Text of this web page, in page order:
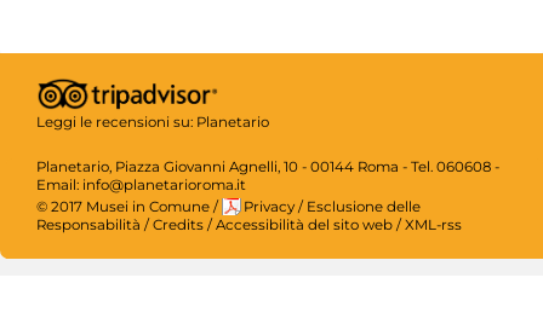
Leggi le recensioni su: Planetario
Planetario, Piazza Giovanni Agnelli, 10 - 00144 Roma - Tel. 060608 -
Email: info@planetarioroma.it
© 2017 Musei in Comune / Privacy / Esclusione delle
Responsabilità / Credits / Accessibilità del sito web / XML-rss